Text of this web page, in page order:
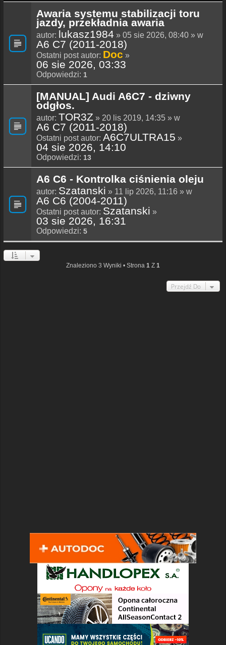
Awaria systemu stabilizacji toru
jazdy, przekładnia awaria
autor: lukasz1984 » 05 sie 2026, 08:40 » w
A6 C7 (2011-2018)
Ostatni post autor: Doc »
06 sie 2026, 03:33
Odpowiedzi: 1
[MANUAL] Audi A6C7 - dziwny
odgłos.
autor: TOR3Z » 20 lis 2019, 14:35 » w
A6 C7 (2011-2018)
Ostatni post autor: A6C7ULTRA15 »
04 sie 2026, 14:10
Odpowiedzi: 13
A6 C6 - Kontrolka ciśnienia oleju
autor: Szatanski » 11 lip 2026, 11:16 » w
A6 C6 (2004-2011)
Ostatni post autor: Szatanski »
03 sie 2026, 16:31
Odpowiedzi: 5
Znaleziono 3 Wyniki • Strona 1 Z 1
Przejdź Do